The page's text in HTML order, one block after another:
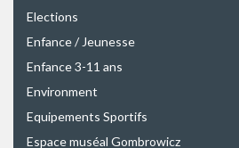
Elections
Enfance / Jeunesse
Enfance 3-11 ans
Environment
Equipements Sportifs
Espace muséal Gombrowicz